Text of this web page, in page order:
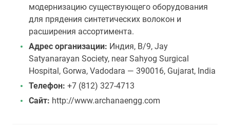
модернизацию существующего оборудования
для прядения синтетических волокон и
расширения ассортимента.
Адрес организации: Индия, B/9, Jay
Satyanarayan Society, near Sahyog Surgical
Hospital, Gorwa, Vadodara — 390016, Gujarat, India
Телефон: +7 (812) 327-4713
Сайт: http://www.archanaengg.com